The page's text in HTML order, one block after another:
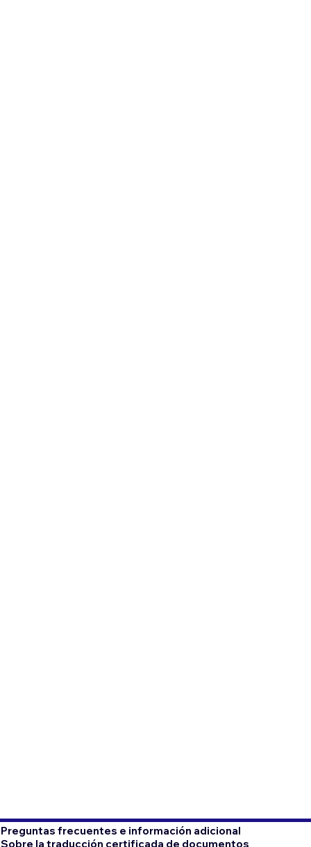
Preguntas frecuentes e información adicional
Sobre la traducción certificada de documentos